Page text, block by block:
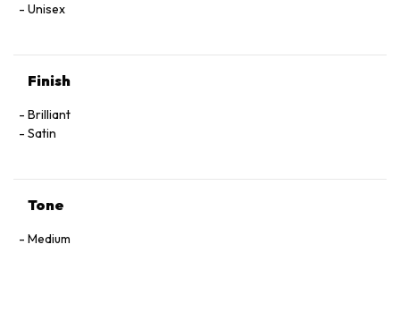
Unisex
Finish
Brilliant
Satin
Tone
Medium